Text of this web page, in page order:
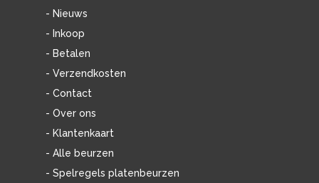
- Nieuws
- Inkoop
- Betalen
- Verzendkosten
- Contact
- Over ons
- Klantenkaart
- Alle beurzen
- Spelregels platenbeurzen